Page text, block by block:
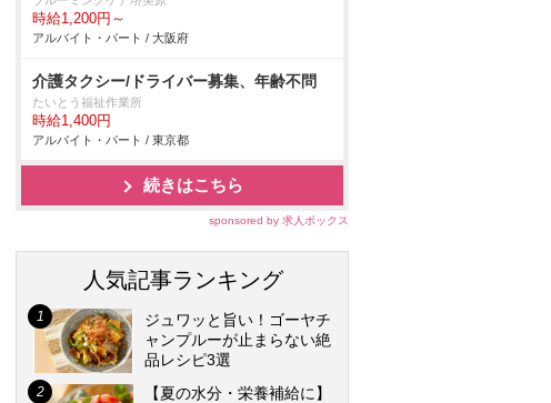
時給1,200円～
アルバイト・パート / 大阪府
介護タクシー/ドライバー募集、年齢不問
たいとう福祉作業所
時給1,400円
アルバイト・パート / 東京都
続きはこちら
sponsored by 求人ボックス
人気記事ランキング
ジュワッと旨い！ゴーヤチ
ャンプルーが止まらない絶
品レシピ3選
【夏の水分・栄養補給に】